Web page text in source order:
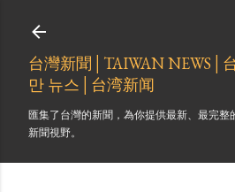
台灣新聞│TAIWAN NEWS│
만 뉴스│台湾新闻
匯集了台灣的新聞，為你提供最新、最完整
新聞視野。